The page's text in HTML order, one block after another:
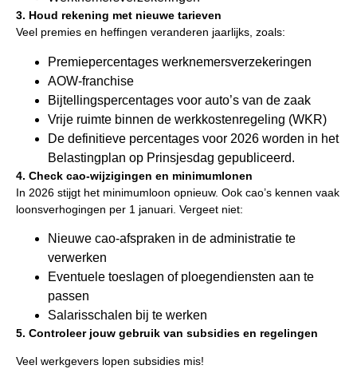
3. Houd rekening met nieuwe tarieven
Veel premies en heffingen veranderen jaarlijks, zoals:
Premiepercentages werknemersverzekeringen
AOW-franchise
Bijtellingspercentages voor auto’s van de zaak
Vrije ruimte binnen de werkkostenregeling (WKR)
De definitieve percentages voor 2026 worden in het
Belastingplan op Prinsjesdag gepubliceerd.
4. Check cao-wijzigingen en minimumlonen
In 2026 stijgt het minimumloon opnieuw. Ook cao’s kennen vaak
loonsverhogingen per 1 januari. Vergeet niet:
Nieuwe cao-afspraken in de administratie te
verwerken
Eventuele toeslagen of ploegendiensten aan te
passen
Salarisschalen bij te werken
5. Controleer jouw gebruik van subsidies en regelingen
Veel werkgevers lopen subsidies mis!